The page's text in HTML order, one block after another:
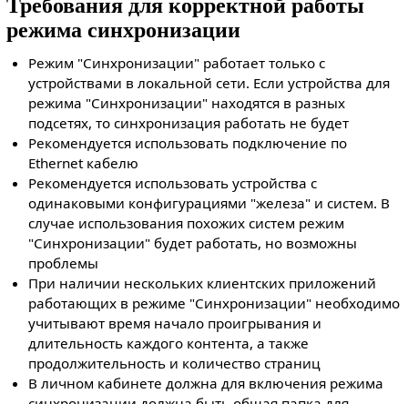
режима синхронизации
Режим "Синхронизации" работает только с
устройствами в локальной сети. Если устройства для
режима "Синхронизации" находятся в разных
подсетях, то синхронизация работать не будет
Рекомендуется использовать подключение по
Ethernet кабелю
Рекомендуется использовать устройства с
одинаковыми конфигурациями "железа" и систем. В
случае использования похожих систем режим
"Синхронизации" будет работать, но возможны
проблемы
При наличии нескольких клиентских приложений
работающих в режиме "Синхронизации" необходимо
учитывают время начало проигрывания и
длительность каждого контента, а также
продолжительность и количество страниц
В личном кабинете должна для включения режима